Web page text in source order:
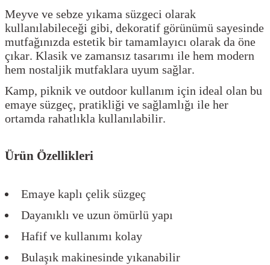
Meyve ve sebze yıkama süzgeci olarak
kullanılabileceği gibi, dekoratif görünümü sayesinde
mutfağınızda estetik bir tamamlayıcı olarak da öne
çıkar. Klasik ve zamansız tasarımı ile hem modern
hem nostaljik mutfaklara uyum sağlar.
Kamp, piknik ve outdoor kullanım için ideal olan bu
emaye süzgeç, pratikliği ve sağlamlığı ile her
ortamda rahatlıkla kullanılabilir.
Ürün Özellikleri
Emaye kaplı çelik süzgeç
Dayanıklı ve uzun ömürlü yapı
Hafif ve kullanımı kolay
Bulaşık makinesinde yıkanabilir